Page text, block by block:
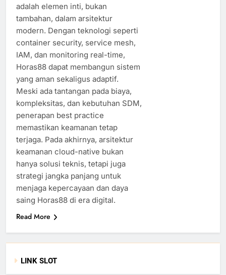
adalah elemen inti, bukan
tambahan, dalam arsitektur
modern. Dengan teknologi seperti
container security, service mesh,
IAM, dan monitoring real-time,
Horas88 dapat membangun sistem
yang aman sekaligus adaptif.
Meski ada tantangan pada biaya,
kompleksitas, dan kebutuhan SDM,
penerapan best practice
memastikan keamanan tetap
terjaga. Pada akhirnya, arsitektur
keamanan cloud-native bukan
hanya solusi teknis, tetapi juga
strategi jangka panjang untuk
menjaga kepercayaan dan daya
saing Horas88 di era digital.
Read More
LINK SLOT